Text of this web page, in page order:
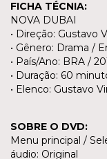
FICHA TÉCNIA:
NOVA DUBAI
• Direção: Gustavo
• Gênero: Drama /
• País/Ano: BRA /
• Duração: 60
• Elenco: Gustavo
SOBRE O DVD:
Menu principal /
áudio: Original